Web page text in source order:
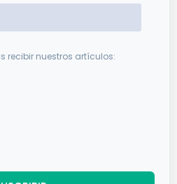
recibir nuestros artículos: